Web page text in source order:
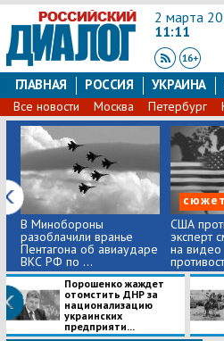
2 марта
11:11
ГЛАВНАЯ РОССИЯ УКРАИНА
Все новости Москва Петербург
В Минобороны
разоблачили вранье
Пентагона об авиаударе
ВКС РФ по ...
сюжет
США
эксперт
на видео
Порошенко жаждет
отомстить ДНР за
национализацию
украинских
предприяти...